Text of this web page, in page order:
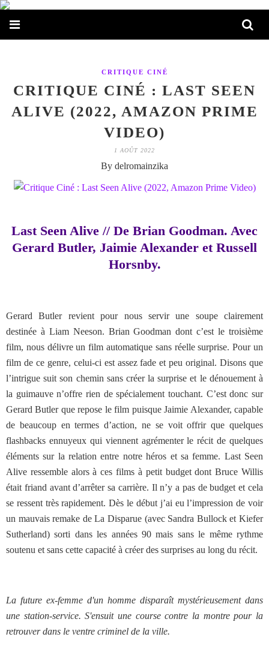
CRITIQUE CINÉ
CRITIQUE CINÉ : LAST SEEN
ALIVE (2022, AMAZON PRIME
VIDEO)
1 AOÛT 2022
By delromainzika
Last Seen Alive // De Brian Goodman. Avec
Gerard Butler, Jaimie Alexander et Russell
Horsnby.
Gerard Butler revient pour nous servir une soupe clairement
destinée à Liam Neeson. Brian Goodman dont c’est le troisième
film, nous délivre un film automatique sans réelle surprise. Pour un
film de ce genre, celui-ci est assez fade et peu original. Disons que
l’intrigue suit son chemin sans créer la surprise et le dénouement à
la guimauve n’offre rien de spécialement touchant. C’est donc sur
Gerard Butler que repose le film puisque Jaimie Alexander, capable
de beaucoup en termes d’action, ne se voit offrir que quelques
flashbacks ennuyeux qui viennent agrémenter le récit de quelques
éléments sur la relation entre notre héros et sa femme. Last Seen
Alive ressemble alors à ces films à petit budget dont Bruce Willis
était friand avant d’arrêter sa carrière. Il n’y a pas de budget et cela
se ressent très rapidement. Dès le début j’ai eu l’impression de voir
un mauvais remake de La Disparue (avec Sandra Bullock et Kiefer
Sutherland) sorti dans les années 90 mais sans le même rythme
soutenu et sans cette capacité à créer des surprises au long du récit.
La future ex-femme d'un homme disparaît mystérieusement dans
une station-service. S'ensuit une course contre la montre pour la
retrouver dans le ventre criminel de la ville.